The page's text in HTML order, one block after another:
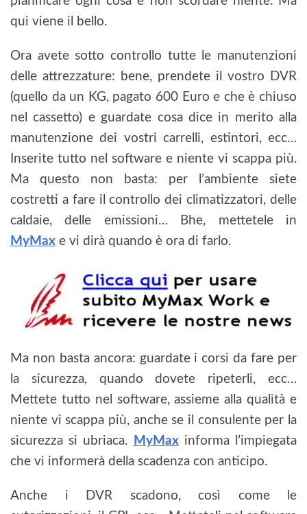
qui viene il bello.
Ora avete sotto controllo tutte le manutenzioni
delle attrezzature: bene, prendete il vostro DVR
(quello da un KG, pagato 600 Euro e che è chiuso
nel cassetto) e guardate cosa dice in merito alla
manutenzione dei vostri carrelli, estintori, ecc…
Inserite tutto nel software e niente vi scappa più.
Ma questo non basta: per l’ambiente siete
costretti a fare il controllo dei climatizzatori, delle
caldaie, delle emissioni… Bhe, mettetele in
MyMax e vi dirà quando è ora di farlo.
Ma non basta ancora: guardate i corsi da fare per
la sicurezza, quando dovete ripeterli, ecc…
Mettete tutto nel software, assieme alla qualità e
niente vi scappa più, anche se il consulente per la
sicurezza si ubriaca.
MyMaxinforma l’impiegata
che vi informerà della scadenza con anticipo.
Anche i DVR scadono, così come le